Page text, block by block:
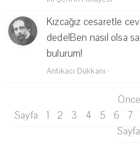
Kızcağız cesaretle
dede!Ben nasıl olsa
bulurum!
Antikacı Dükkanı ·
Sayfa
1 2 3 4 5 6 7
Sayfa